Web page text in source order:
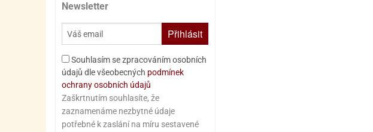
Newsletter
Přihlásit
Souhlasím se zpracováním osobních
údajů dle všeobecných podmínek
ochrany osobních údajů
Zaškrtnutím souhlasíte, že
zaznamenáme nezbytné údaje
potřebné k zaslání na míru sestavené